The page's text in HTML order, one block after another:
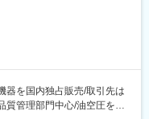
示会や学会への参加など
張があります。当事業部の
ンが求められ、本部から送
英語力も必要となります。
器を国内独占販売/取引先は
質管理部門中心/油空圧を含